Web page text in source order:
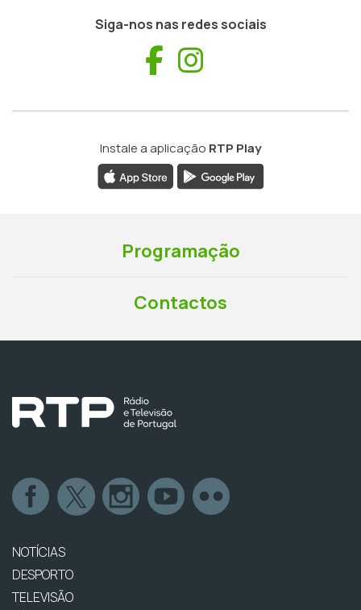
Siga-nos nas redes sociais
Facebook
Instale a aplicação RTP Play
Programação
Contactos
NOTÍCIAS
DESPORTO
TELEVISÃO